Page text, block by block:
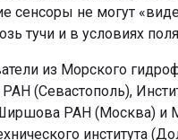
сенсоры не могут
тучи и в условиях
из Морского
РАН (Севастополь),
РАН (Москва) и
института